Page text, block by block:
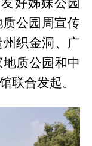
好姊妹公园
公园周宣传
织金洞、 广
质公园和中
联合发起。